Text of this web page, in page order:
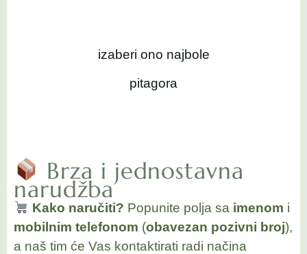
izaberi ono najbole
pitagora
Brza i jednostavna
narudžba
Kako naručiti? Popunite polja sa imenom i
mobilnim telefonom (obavezan pozivni broj),
a naš tim će Vas kontaktirati radi načina